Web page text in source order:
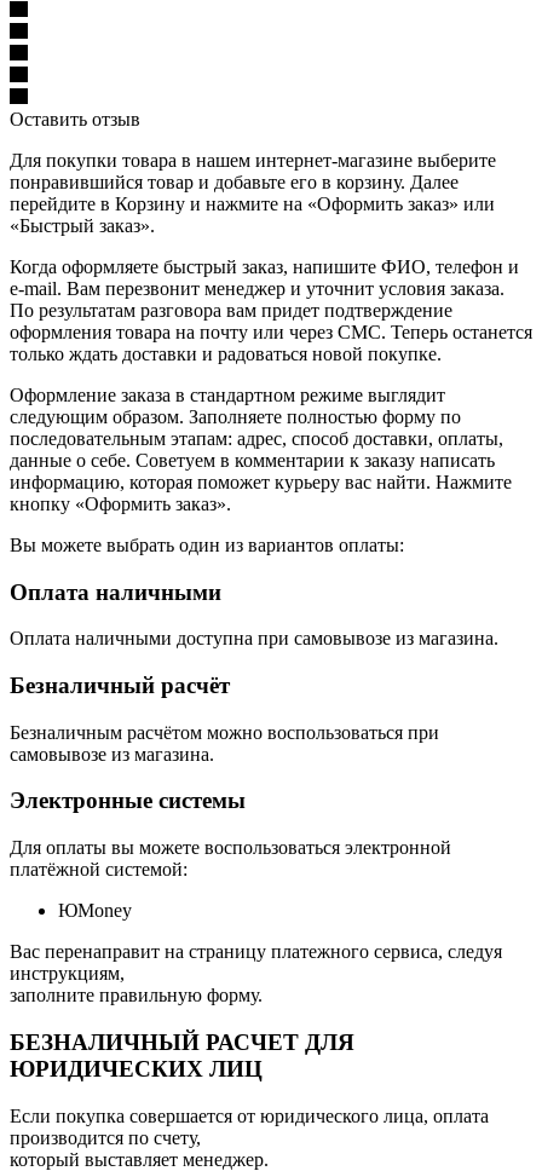
Оставить отзыв
Для покупки товара в нашем интернет-магазине выберите
понравившийся товар и добавьте его в корзину. Далее
перейдите в Корзину и нажмите на «Оформить заказ» или
«Быстрый заказ».
Когда оформляете быстрый заказ, напишите ФИО, телефон и
e-mail. Вам перезвонит менеджер и уточнит условия заказа.
По результатам разговора вам придет подтверждение
оформления товара на почту или через СМС. Теперь останется
только ждать доставки и радоваться новой покупке.
Оформление заказа в стандартном режиме выглядит
следующим образом. Заполняете полностью форму по
последовательным этапам: адрес, способ доставки, оплаты,
данные о себе. Советуем в комментарии к заказу написать
информацию, которая поможет курьеру вас найти. Нажмите
кнопку «Оформить заказ».
Вы можете выбрать один из вариантов оплаты:
Оплата наличными
Оплата наличными доступна при самовывозе из магазина.
Безналичный расчёт
Безналичным расчётом можно воспользоваться при
самовывозе из магазина.
Электронные системы
Для оплаты вы можете воспользоваться электронной
платёжной системой:
ЮMoney
Вас перенаправит на страницу платежного сервиса, следуя
инструкциям,
заполните правильную форму.
БЕЗНАЛИЧНЫЙ РАСЧЕТ ДЛЯ
ЮРИДИЧЕСКИХ ЛИЦ
Если покупка совершается от юридического лица, оплата
производится по счету,
который выставляет менеджер.